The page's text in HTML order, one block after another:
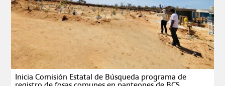
Inicia Comisión Estatal de Búsqueda programa de